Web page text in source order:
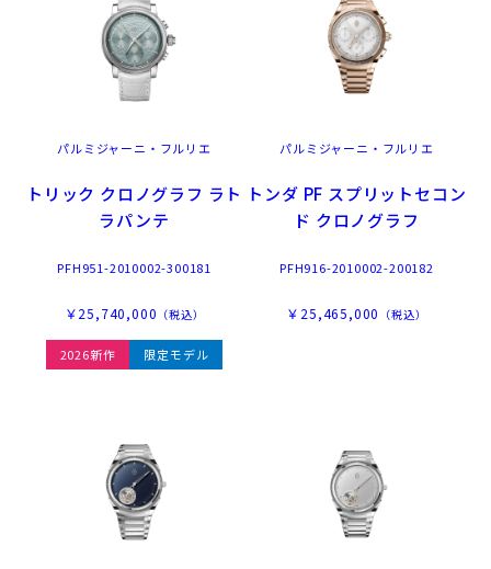
パルミジャーニ・フルリエ
トリック クロノグラフ ラト
ラパンテ
PFH951-2010002-300181
￥25,740,000 （税込）
2026新作 限定モデル
パルミジャーニ・フルリエ
トンダ PF スプリットセコン
ド クロノグラフ
PFH916-2010002-200182
￥25,465,000 （税込）